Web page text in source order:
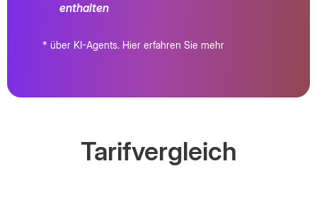
enthalten
* über KI-Agents. Hier erfahren Sie mehr
Tarifvergleich